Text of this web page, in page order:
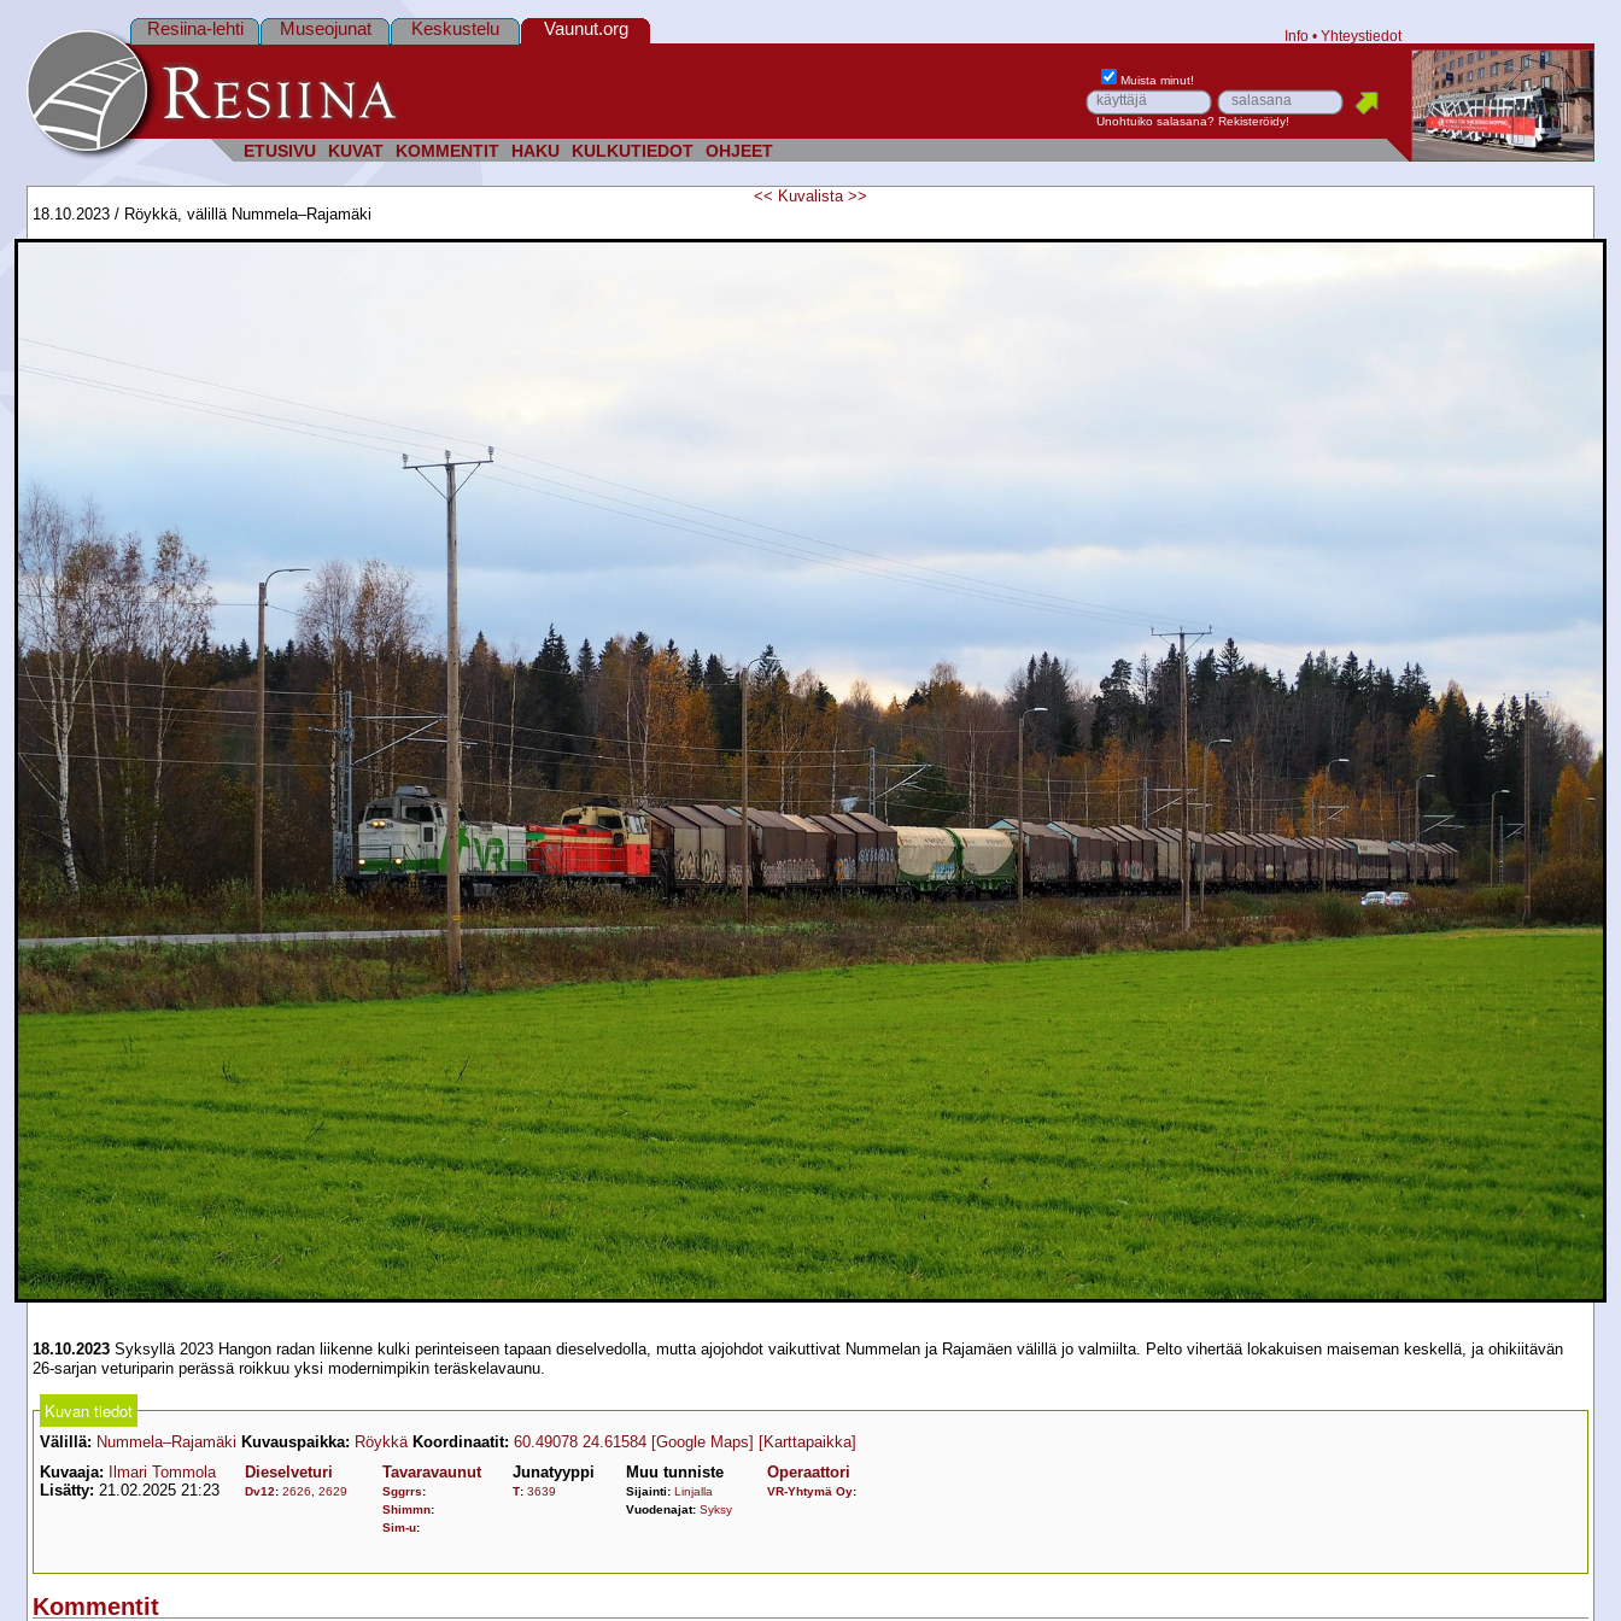
ETUSIVU KUVAT KOMMENTIT HAKU KULKUTIEDOT OHJEET
Resiina-lehti Museojunat Keskustelu Vaunut.org Info • Yhteystiedot
Muista minut!
Unohtuiko salasana? Rekisteröidy!
<< Kuvalista >>
18.10.2023 / Röykkä, välillä Nummela–Rajamäki
18.10.2023 Syksyllä 2023 Hangon radan liikenne kulki perinteiseen tapaan dieselvedolla, mutta ajojohdot vaikuttivat Nummelan ja Rajamäen välillä jo valmiilta. Pelto vihertää lokakuisen maiseman keskellä, ja ohikiitävän
26-sarjan veturiparin perässä roikkuu yksi modernimpikin teräskelavaunu.
Kuvan tiedot
Välillä: Nummela–Rajamäki Kuvauspaikka: Röykkä Koordinaatit: 60.49078 24.61584 [Google Maps] [Karttapaikka]
Kuvaaja:
Ilmari Tommola
Lisätty: 21.02.2025 21:23
Dieselveturi
Dv12: 2626 2629
Tavaravaunut
Sggrrs:
Shimmn:
Sim-u:
Junatyyppi
T: 3639
Muu tunniste
Sijainti: Linjalla
Vuodenajat: Syksy
Operaattori
VR-Yhtymä Oy:
Kommentit